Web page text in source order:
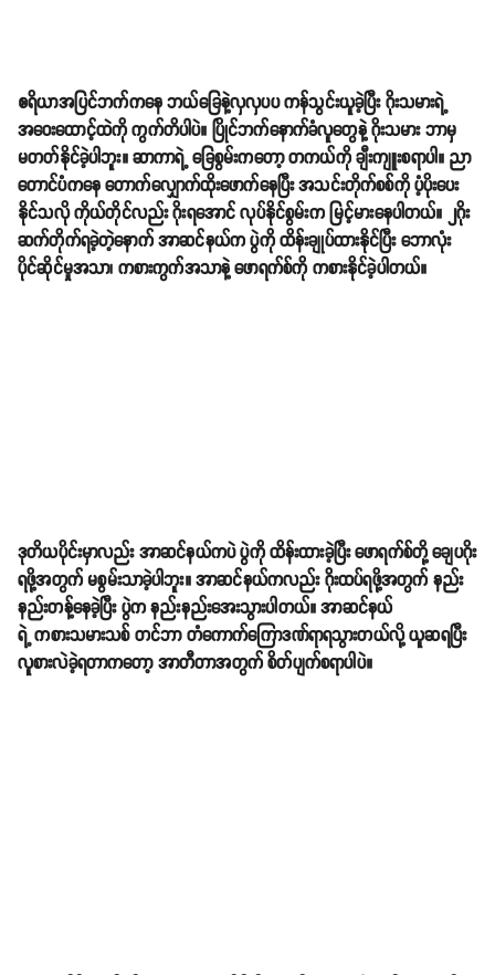
ဧရိယာအပြင်ဘက်ကနေ ဘယ်ခြေနဲ့လှလှပပ ကန်သွင်းယူခဲ့ပြီး ဂိုးသမားရဲ့
အဝေးထောင့်ထဲကို ကွက်တိပါပဲ။ ပြိုင်ဘက်နောက်ခံလူတွေနဲ့ ဂိုးသမား ဘာမှ
မတတ်နိုင်ခဲ့ပါဘူး။ ဆာကာရဲ့ ခြေစွမ်းကတော့ တကယ်ကို ချီးကျူးစရာပါ။ ညာ
တောင်ပံကနေ တောက်လျှောက်ထိုးဖောက်နေပြီး အသင်းတိုက်စစ်ကို ပံ့ပိုးပေး
နိုင်သလို ကိုယ်တိုင်လည်း ဂိုးရအောင် လုပ်နိုင်စွမ်းက မြင့်မားနေပါတယ်။ ၂ဂိုး
ဆက်တိုက်ရခဲ့တဲ့နောက် အာဆင်နယ်က ပွဲကို ထိန်းချုပ်ထားနိုင်ပြီး ဘောလုံး
ပိုင်ဆိုင်မှုအသာ၊ ကစားကွက်အသာနဲ့ ဖောရက်စ်ကို ကစားနိုင်ခဲ့ပါတယ်။
ဒုတိယပိုင်းမှာလည်း အာဆင်နယ်ကပဲ ပွဲကို ထိန်းထားခဲ့ပြီး ဖောရက်စ်တို့ ချေပဂိုး
ရဖို့အတွက် မစွမ်းသာခဲ့ပါဘူး။ အာဆင်နယ်ကလည်း ဂိုးထပ်ရဖို့အတွက် နည်း
နည်းတန့်နေခဲ့ပြီး ပွဲက နည်းနည်းအေးသွားပါတယ်။ အာဆင်နယ်
ရဲ့ ကစားသမားသစ် တင်ဘာ တံကောက်ကြောဒဏ်ရာရသွားတယ်လို့ ယူဆရပြီး
လူစားလဲခဲ့ရတာကတော့ အာတီတာအတွက် စိတ်ပျက်စရာပါပဲ။